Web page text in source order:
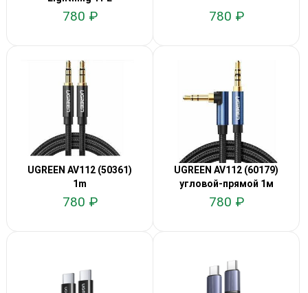
780 ₽ 780 ₽
UGREEN AV112 (50361)
1m
780 ₽
UGREEN AV112 (60179)
угловой-прямой 1м
780 ₽